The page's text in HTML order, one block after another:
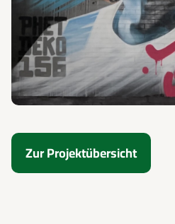
Zur Projektübersicht